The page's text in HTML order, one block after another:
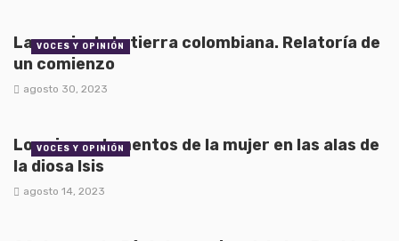
La magia de la tierra colombiana. Relatoría de
un comienzo
agosto 30, 2023
VOCES Y OPINIÓN
Los cinco elementos de la mujer en las alas de
la diosa Isis
agosto 14, 2023
VOCES Y OPINIÓN